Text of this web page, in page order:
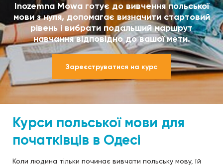
Inozemna Mowa готує до вивчення польської
мови з нуля, допомагає визначити стартовий
рівень і вибрати подальший маршрут
навчання відповідно до вашої мети.
Зареєструватися на курс
Курси польської мови для
початківців в Одесі
Коли людина тільки починає вивчати польську мову, їй